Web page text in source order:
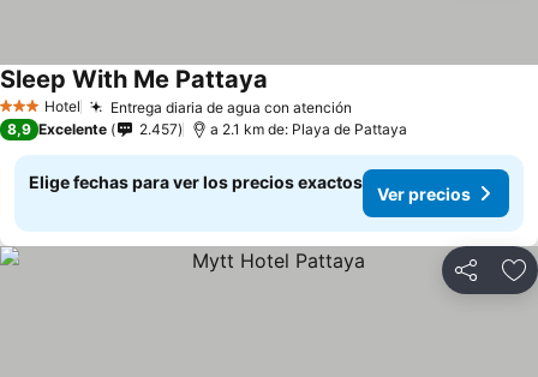
3 Estrellas
Hotel Entrega diaria de agua con atención
Sleep With Me Pattaya
8,9 Excelente 2.457 a 2.1 km de: Playa de Pattaya
Elige fechas para ver los precios exactos
Ver precios
Compartir